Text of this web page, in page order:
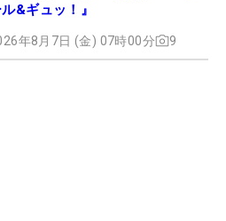
&ギュッ！』
年8月7日 (金) 07時00分 9